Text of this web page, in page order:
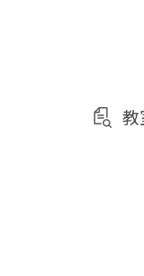
教